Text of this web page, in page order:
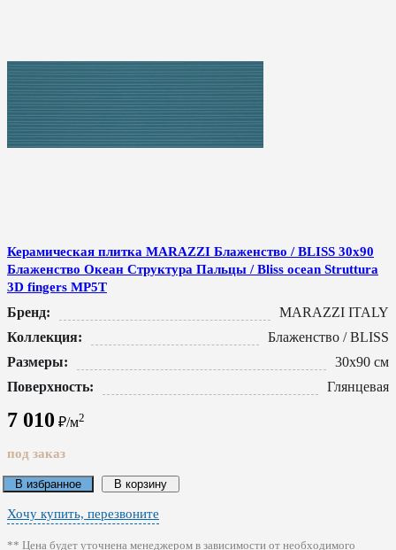
Керамическая плитка MARAZZI Блаженство / BLISS 30x90
Блаженство Океан Структура Пальцы / Bliss ocean Struttura
3D fingers MP5T
Бренд:
MARAZZI ITALY
Коллекция:
Блаженство / BLISS
Размеры:
30x90 см
Поверхность:
Глянцевая
7 010 ₽/м2
под заказ
В избранное В корзину
Хочу купить, перезвоните
** Цена будет уточнена менеджером в зависимости от необходимого